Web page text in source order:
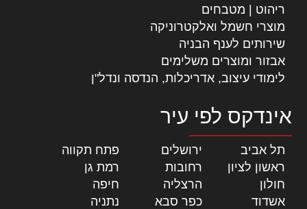
ריהוט | מטבחים
מוצרי חשמל ואלקטרוניקה
שירותים לענף הבניה
אבזור ומוצרים משלימים
לימודי עיצוב, אדריכלות, הנדסה ונדל"ן
אינדקס לפי עיר
תל אביב ירושלים פתח תקווה
ראשון לציון
רחובות רמת גן
חולון
הרצליה חיפה
אשדוד
כפר סבא נתניה